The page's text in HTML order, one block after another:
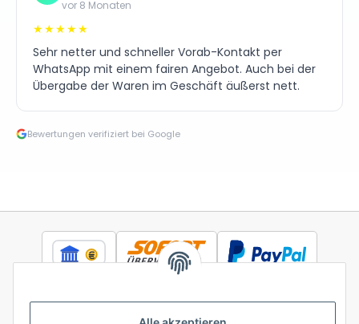
vor 8 Monaten
★★★★★
Sehr netter und schneller Vorab-Kontakt per
WhatsApp mit einem fairen Angebot. Auch bei der
Übergabe der Waren im Geschäft äußerst nett.
Bewertungen verifiziert bei Google